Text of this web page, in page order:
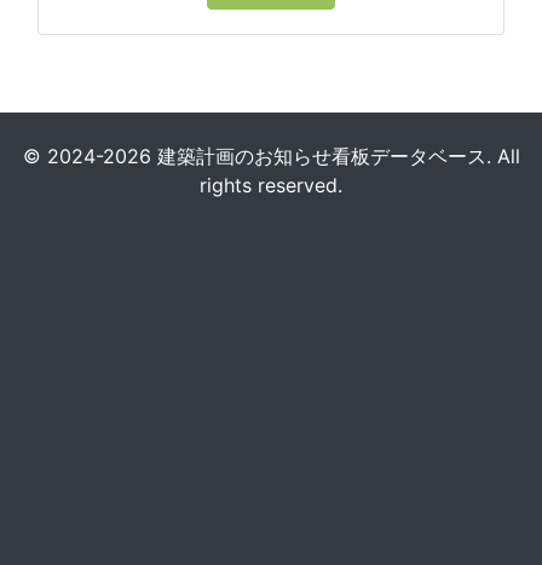
© 2024-2026 建築計画のお知らせ看板データベース. All
rights reserved.